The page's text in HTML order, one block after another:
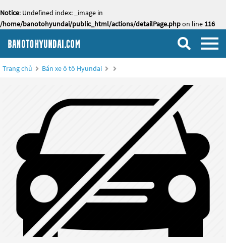
Notice: Undefined index: _image in
/home/banotohyundai/public_html/actions/detailPage.phpon line 116
Trang chủ Bán xe ô tô Hyundai